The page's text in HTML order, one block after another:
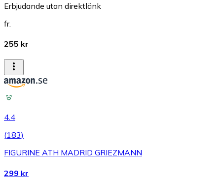
Erbjudande utan direktlänk
fr.
255 kr
4.4
(183)
FIGURINE ATH MADRID GRIEZMANN
299 kr